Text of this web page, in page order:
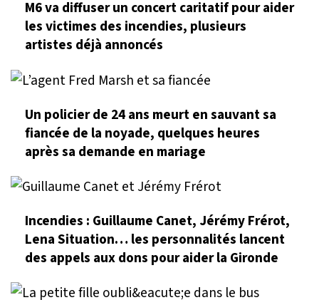
M6 va diffuser un concert caritatif pour aider
les victimes des incendies, plusieurs
artistes déjà annoncés
Un policier de 24 ans meurt en sauvant sa
fiancée de la noyade, quelques heures
après sa demande en mariage
Incendies : Guillaume Canet, Jérémy Frérot,
Lena Situation… les personnalités lancent
des appels aux dons pour aider la Gironde